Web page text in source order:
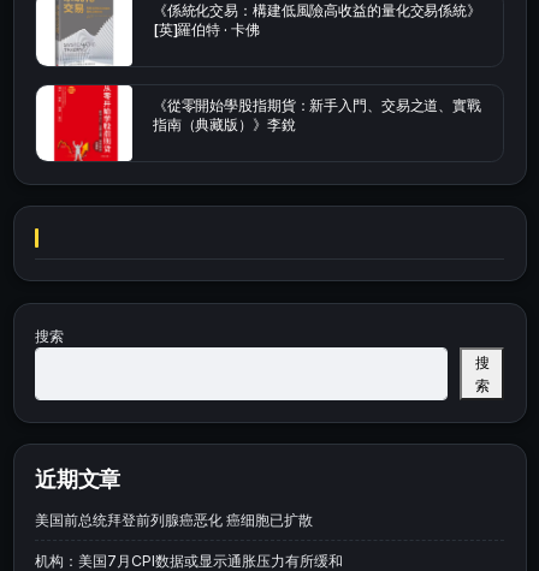
《係統化交易：構建低風險高收益的量化交易係統》
[英]羅伯特 · 卡佛
《從零開始學股指期貨：新手入門、交易之道、實戰
指南（典藏版）》李銳
搜索
搜
索
近期文章
美国前总统拜登前列腺癌恶化 癌细胞已扩散
机构：美国7月CPI数据或显示通胀压力有所缓和